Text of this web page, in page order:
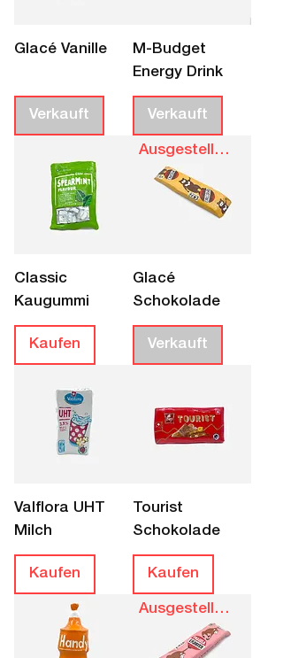
Glacé Vanille
Verkauft
M-Budget
Energy Drink
Verkauft
Classic
Kaugummi
Kaufen
Ausgestellt bis 28.8.
Glacé
Schokolade
Verkauft
Valflora UHT
Milch
Kaufen
Tourist
Schokolade
Kaufen
Ausgestellt bis 28.8.